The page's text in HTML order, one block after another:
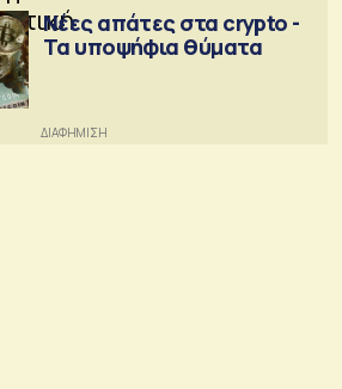
Νέες απάτες στα crypto -
Τα υποψήφια θύματα